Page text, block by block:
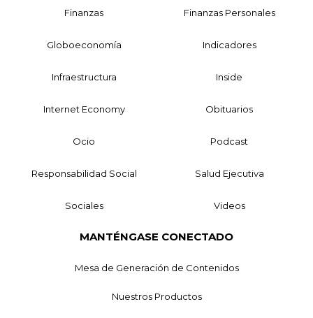
Finanzas Finanzas Personales
Globoeconomía Indicadores
Infraestructura Inside
Internet Economy Obituarios
Ocio Podcast
Responsabilidad Social Salud Ejecutiva
Sociales Videos
MANTÉNGASE CONECTADO
Mesa de Generación de Contenidos
Nuestros Productos